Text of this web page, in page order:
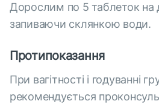
Дорослим по 5 таблеток на
запиваючи склянкою води.
Протипоказання
При вагітності і годуванні
рекомендується